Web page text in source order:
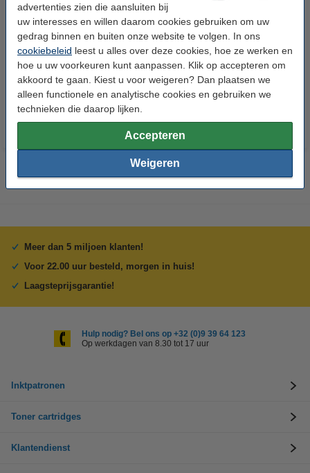
advertenties zien die aansluiten bij
uw interesses en willen daarom cookies gebruiken om uw
gedrag binnen en buiten onze website te volgen. In ons
cookiebeleid leest u alles over deze cookies, hoe ze werken en
hoe u uw voorkeuren kunt aanpassen. Klik op accepteren om
akkoord te gaan. Kiest u voor weigeren? Dan plaatsen we
alleen functionele en analytische cookies en gebruiken we
technieken die daarop lijken.
Accepteren
Weigeren
123accu Xtreme Power MN1500
Penlite AA batterij 24 stuks
€ 14,95 Incl. 21% btw
123inkt kopieerpapier 1 pak van
500 vellen A4 - 80 g/m²
€ 7,25 Incl. 21% btw
Meer dan 5 miljoen klanten!
Voor 22.00 uur besteld, morgen in huis!
Laagsteprijsgarantie!
Hulp nodig? Bel ons op +32 (0)9 39 64 123
Op werkdagen van 8.30 tot 17 uur
Inktpatronen
Toner cartridges
Klantendienst